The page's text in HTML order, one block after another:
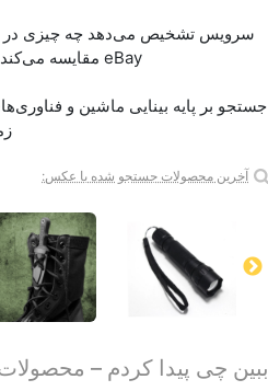
eBay مقایسه می‌کند. از آپلود تصویر از هر دستگاه — کامپیوتر، موبایل، دوربین یا اینترنت — پشتیبانی می‌کند.
آخرین محصولات جستجو شده با عکس:
ببین چی پیدا کردم –